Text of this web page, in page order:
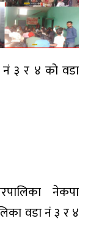
नं ३ र ४ को‌ वडा
नेकपा
वडा नं ३ र ४